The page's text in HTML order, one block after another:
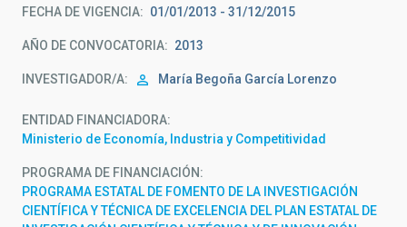
FECHA DE VIGENCIA 01/01/2013 - 31/12/2015
AÑO DE CONVOCATORIA 2013
INVESTIGADOR/A María Begoña García Lorenzo
ENTIDAD FINANCIADORA
Ministerio de Economía, Industria y Competitividad
PROGRAMA DE FINANCIACIÓN
PROGRAMA ESTATAL DE FOMENTO DE LA INVESTIGACIÓN
CIENTÍFICA Y TÉCNICA DE EXCELENCIA DEL PLAN ESTATAL DE